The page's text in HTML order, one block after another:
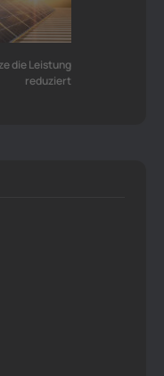
die Leistung
reduziert